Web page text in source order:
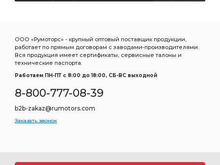
ООО «Румоторс» - крупный оптовый поставщик продукции,
работает по прямым договорам с заводами-производителями.
Вся продукция имеет сертификаты, сервисные талоны и
технические паспорта.
Работаем ПН-ПТ c 8:00 до 18:00, СБ-ВС выходной
8-800-777-08-39
b2b-zakaz@rumotors.com
Заказать звонок